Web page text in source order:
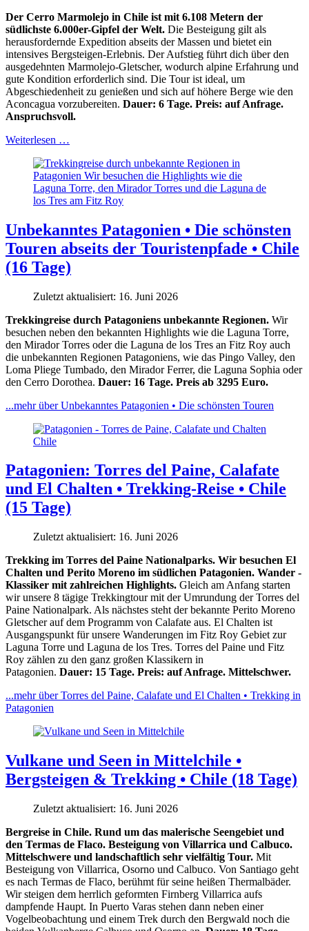
Der Cerro Marmolejo in Chile ist mit 6.108 Metern der
südlichste 6.000er-Gipfel der Welt. Die Besteigung gilt als
herausfordernde Expedition abseits der Massen und bietet ein
intensives Bergsteigen-Erlebnis. Der Aufstieg führt dich über den
ausgedehnten Marmolejo-Gletscher, wodurch alpine Erfahrung und
gute Kondition erforderlich sind. Die Tour ist ideal, um
Abgeschiedenheit zu genießen und sich auf höhere Berge wie den
Aconcagua vorzubereiten. Dauer: 6 Tage. Preis: auf Anfrage.
Anspruchsvoll.
Weiterlesen …
Unbekanntes Patagonien • Die schönsten
Touren abseits der Touristenpfade • Chile
(16 Tage)
Zuletzt aktualisiert: 16. Juni 2026
Trekkingreise durch Patagoniens unbekannte Regionen. Wir
besuchen neben den bekannten Highlights wie die Laguna Torre,
den Mirador Torres oder die Laguna de los Tres an Fitz Roy auch
die unbekannten Regionen Patagoniens, wie das Pingo Valley, den
Loma Pliege Tumbado, den Mirador Ferrer, die Laguna Sophia oder
den Cerro Dorothea. Dauer: 16 Tage. Preis ab 3295 Euro.
...mehr über Unbekanntes Patagonien • Die schönsten Touren
Patagonien: Torres del Paine, Calafate
und El Chalten • Trekking-Reise • Chile
(15 Tage)
Zuletzt aktualisiert: 16. Juni 2026
Trekking im Torres del Paine Nationalparks. Wir besuchen El
Chalten und Perito Moreno im südlichen Patagonien. Wander -
Klassiker mit zahlreichen Highlights. Gleich am Anfang starten
wir unsere 8 tägige Trekkingtour mit der Umrundung der Torres del
Paine Nationalpark. Als nächstes steht der bekannte Perito Moreno
Gletscher auf dem Programm von Calafate aus. El Chalten ist
Ausgangspunkt für unsere Wanderungen im Fitz Roy Gebiet zur
Laguna Torre und Laguna de los Tres. Torres del Paine und Fitz
Roy zählen zu den ganz großen Klassikern in
Patagonien. Dauer: 15 Tage. Preis: auf Anfrage. Mittelschwer.
...mehr über Torres del Paine, Calafate und El Chalten • Trekking in
Patagonien
Vulkane und Seen in Mittelchile •
Bergsteigen & Trekking • Chile (18 Tage)
Zuletzt aktualisiert: 16. Juni 2026
Bergreise in Chile. Rund um das malerische Seengebiet und
den Termas de Flaco. Besteigung von Villarrica und Calbuco.
Mittelschwere und landschaftlich sehr vielfältig Tour. Mit
Besteigung von Villarrica, Osorno und Calbuco. Von Santiago geht
es nach Termas de Flaco, berühmt für seine heißen Thermalbäder.
Wir steigen dem herrlich geformten Firnberg Villarrica aufs
dampfende Haupt. In Puerto Varas stehen dann neben einer
Vogelbeobachtung und einem Trek durch den Bergwald noch die